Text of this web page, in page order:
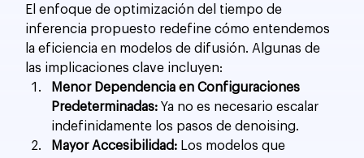
El enfoque de optimización del tiempo de
inferencia propuesto redefine cómo entendemos
la eficiencia en modelos de difusión. Algunas de
las implicaciones clave incluyen:
Menor Dependencia en Configuraciones
Predeterminadas: Ya no es necesario escalar
indefinidamente los pasos de denoising.
Mayor Accesibilidad: Los modelos que